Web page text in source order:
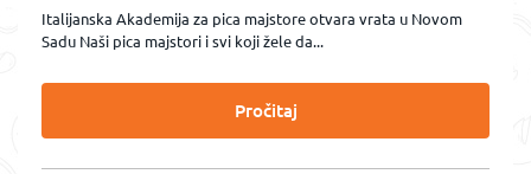
Italijanska Akademija za pica majstore otvara vrata u Novom
Sadu Naši pica majstori i svi koji žele da...
Pročitaj